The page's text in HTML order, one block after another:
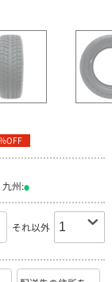
OFF
九州:
それ以外